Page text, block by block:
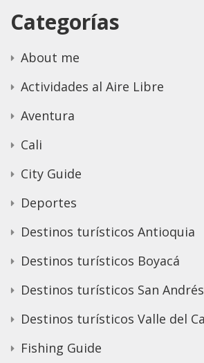
Categorías
About me
Actividades al Aire Libre
Aventura
Cali
City Guide
Deportes
Destinos turísticos Antioquia
Destinos turísticos Boyacá
Destinos turísticos San
Destinos turísticos Valle del
Fishing Guide